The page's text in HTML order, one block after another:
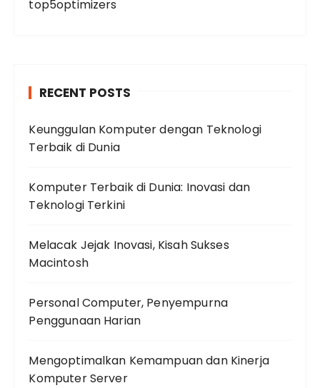
top5optimizers
RECENT POSTS
Keunggulan Komputer dengan Teknologi
Terbaik di Dunia
Komputer Terbaik di Dunia: Inovasi dan
Teknologi Terkini
Melacak Jejak Inovasi, Kisah Sukses
Macintosh
Personal Computer, Penyempurna
Penggunaan Harian
Mengoptimalkan Kemampuan dan Kinerja
Komputer Server